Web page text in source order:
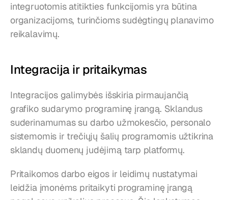
integruotomis atitikties funkcijomis yra būtina
organizacijoms, turinčioms sudėgtingų planavimo
reikalavimų.
Integracija ir pritaikymas
Integracijos galimybės išskiria pirmaujančią
grafiko sudarymo programinę įrangą. Sklandus
suderinamumas su darbo užmokesčio, personalo
sistemomis ir trečiųjų šalių programomis užtikrina
sklandų duomenų judėjimą tarp platformų.
Pritaikomos darbo eigos ir leidimų nustatymai
leidžia įmonėms pritaikyti programinę įrangą